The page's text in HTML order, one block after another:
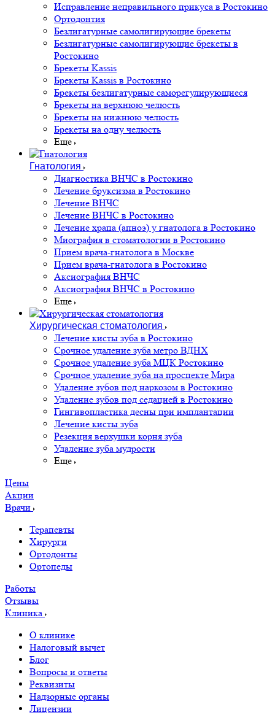
Исправление неправильного прикуса в Ростокино
Ортодонтия
Безлигатурные самолигирующие брекеты
Безлигатурные самолигирующие брекеты в
Ростокино
Брекеты Kassis
Брекеты Kassis в Ростокино
Брекеты безлигатурные саморегулирующиеся
Брекеты на верхнюю челюсть
Брекеты на нижнюю челюсть
Брекеты на одну челюсть
Еще
Гнатология
Диагностика ВНЧС в Ростокино
Лечение бруксизма в Ростокино
Лечение ВНЧС
Лечение ВНЧС в Ростокино
Лечение храпа (апноэ) у гнатолога в Ростокино
Миография в стоматологии в Ростокино
Прием врача-гнатолога в Москве
Прием врача-гнатолога в Ростокино
Аксиография ВНЧС
Аксиография ВНЧС в Ростокино
Еще
Хирургическая стоматология
Лечение кисты зуба в Ростокино
Срочное удаление зуба метро ВДНХ
Срочное удаление зуба МЦК Ростокино
Срочное удаление зуба на проспекте Мира
Удаление зубов под наркозом в Ростокино
Удаление зубов под седацией в Ростокино
Гингивопластика десны при имплантации
Лечение кисты зуба
Резекция верхушки корня зуба
Удаление зуба мудрости
Еще
Цены
Акции
Врачи
Терапевты
Хирурги
Ортодонты
Ортопеды
Работы
Отзывы
Клиника
О клинике
Налоговый вычет
Блог
Вопросы и ответы
Реквизиты
Надзорные органы
Лицензии